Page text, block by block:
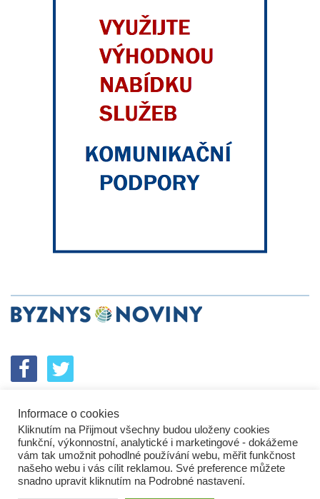
SPOLUPRÁCE PODPORA
ENERGETICKÝ SROVNÁVAČ
KORPORÁTNÍ BROUCI
PROBLÉMY FIREM
KOMUNIKAČNÍ PŘEŠLAPY
NEJHORŠÍ FIRMY
NEJLEPŠÍ FIRMY
IN&S PROJEKTY
SROVNÁVAČ
DEVELOPERSKÁ DYSTOPIE
KOMENTÁŘE
TECH&VĚDA
POLITIKA PODNIKATELSKÉ NOVINY
Informace o cookies
Kliknutím na Přijmout všechny budou uloženy cookies
funkční, výkonnostní, analytické i marketingové - dokážeme
vám tak umožnit pohodlné používání webu, měřit funkčnost
našeho webu i vás cílit reklamou. Své preference můžete
snadno upravit kliknutím na Podrobné nastavení.